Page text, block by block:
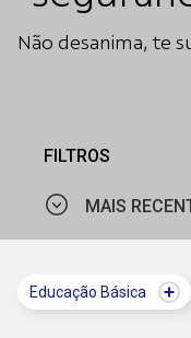
Não desanima, te
FILTROS
MAIS
Educação Básica